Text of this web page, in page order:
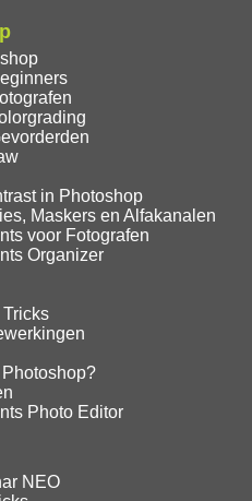
in Photoshop
Maskers en Alfakanalen
voor Fotografen
Organizer
Photo Editor
NEO